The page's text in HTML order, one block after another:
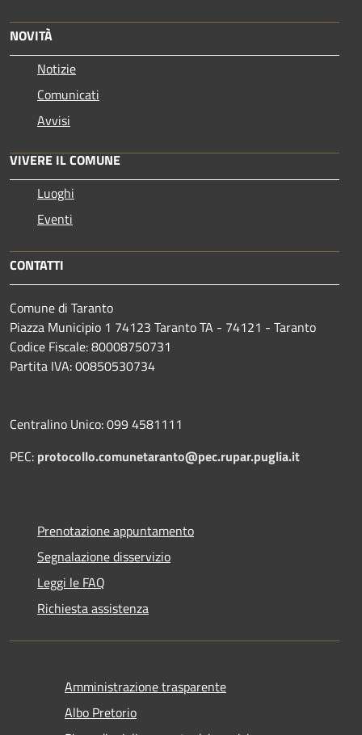
NOVITÀ
Notizie
Comunicati
Avvisi
VIVERE IL COMUNE
Luoghi
Eventi
CONTATTI
Comune di Taranto
Piazza Municipio 1 74123 Taranto TA - 74121 - Taranto
Codice Fiscale: 80008750731
Partita IVA: 00850530734
Centralino Unico: 099 4581111
PEC: protocollo.comunetaranto@pec.rupar.puglia.it
Prenotazione appuntamento
Segnalazione disservizio
Leggi le FAQ
Richiesta assistenza
Amministrazione trasparente
Albo Pretorio